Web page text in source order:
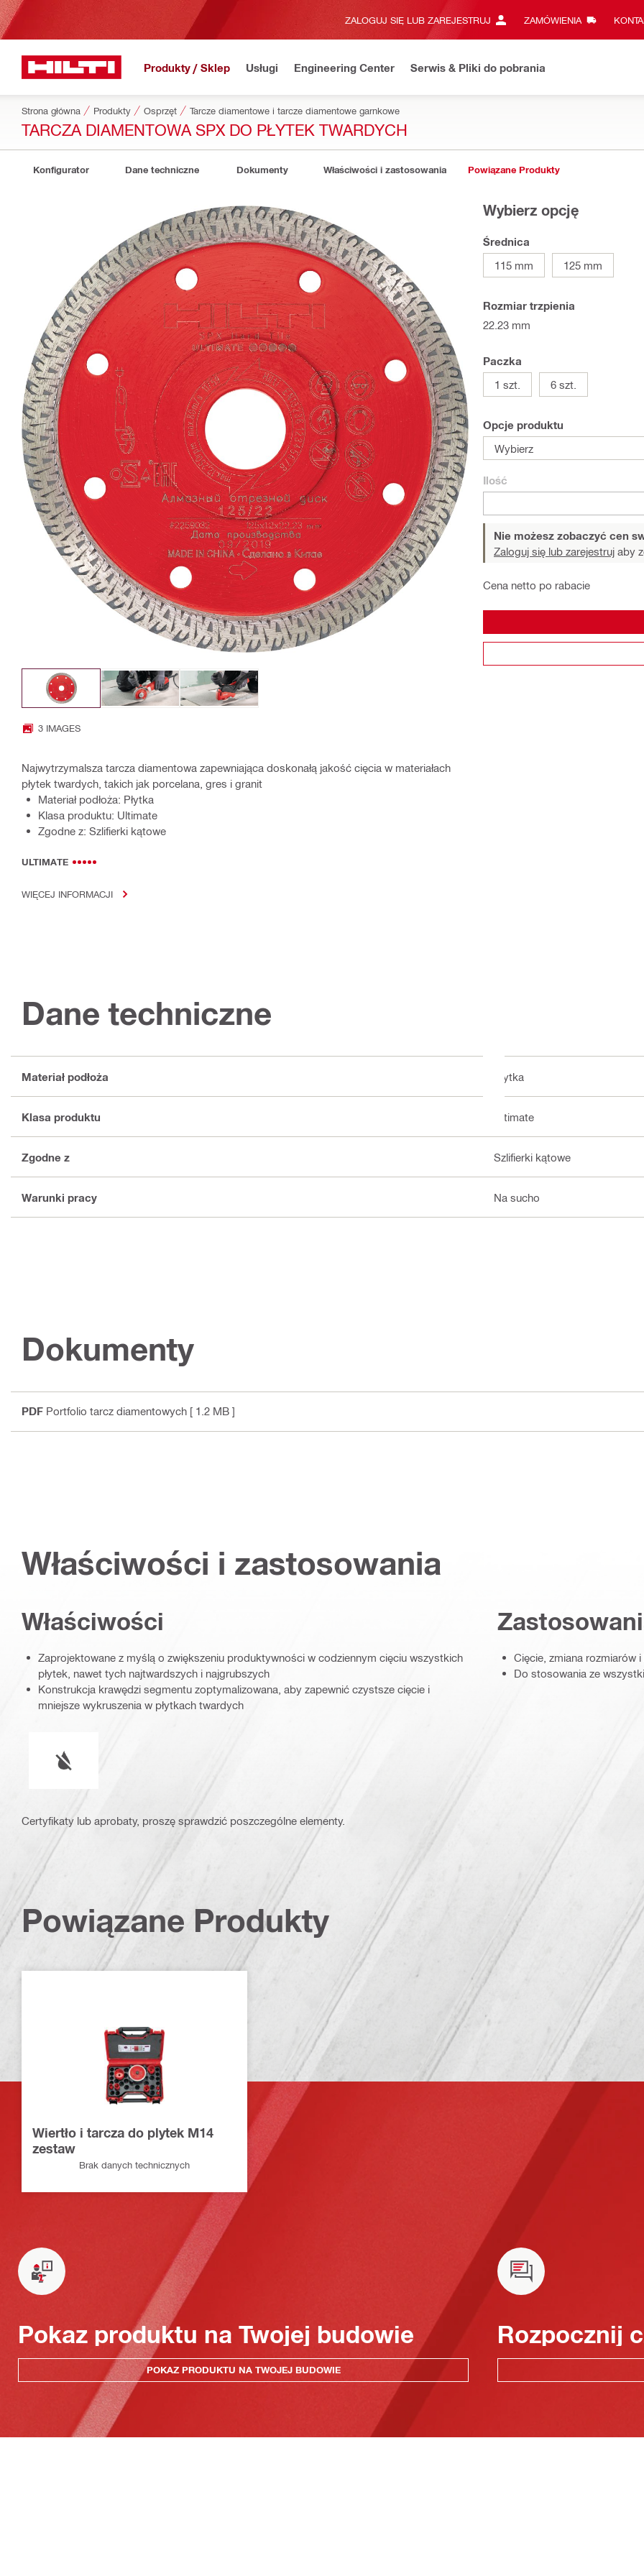
ZALOGUJ SIĘ LUB ZAREJESTRUJ ZAMÓWIENIA
Produkty / Sklep Usługi Engineering Center Serwis & Pliki do pobrania
Strona główna Produkty Osprzęt Tarcze diamentowe i tarcze diamentowe garnkowe
TARCZA DIAMENTOWA SPX DO PŁYTEK TWARDYCH
Konfigurator Dane techniczne Dokumenty Właściwości i zastosowania Powiązane Produkty
3 IMAGES
Najwytrzymalsza tarcza diamentowa zapewniająca doskonałą jakość cięcia w materiałach
płytek twardych, takich jak porcelana, gres i granit
Materiał podłoża: Płytka
Klasa produktu: Ultimate
Zgodne z: Szlifierki kątowe
ULTIMATE
WIĘCEJ INFORMACJI
Wybierz opcję
Średnica
115 mm
125 mm
Rozmiar trzpienia
22.23 mm
Paczka
1 szt.
6 szt.
Opcje produktu
Wybierz
Ilość
Nie możesz zobaczyć cen
Zaloguj się lub zarejestruj aby
Cena netto po rabacie
Dane techniczne
Materiał podłoża Płytka
Klasa produktu Ultimate
Zgodne z Szlifierki kątowe
Warunki pracy Na sucho
Dokumenty
PDF Portfolio tarcz diamentowych [ 1.2 MB ]
Właściwości i zastosowania
Właściwości
Zaprojektowane z myślą o zwiększeniu produktywności w codziennym cięciu wszystkich
płytek, nawet tych najtwardszych i najgrubszych
Konstrukcja krawędzi segmentu zoptymalizowana, aby zapewnić czystsze cięcie i
mniejsze wykruszenia w płytkach twardych
Cięcie, zmiana rozmiarów
Do stosowania ze
Certyfikaty lub aprobaty, proszę sprawdzić poszczególne elementy.
Powiązane Produkty
Wiertło i tarcza do plytek M14
zestaw
Brak danych technicznych
Pokaz produktu na Twojej budowie
POKAZ PRODUKTU NA TWOJEJ BUDOWIE
Rozpocznij